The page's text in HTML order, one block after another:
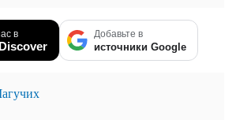
в Добавьте в
источники Google